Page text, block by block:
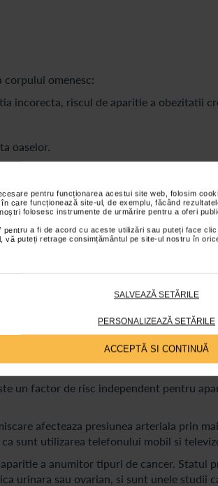
pentru funcționarea acestui site web, folosim
care funcționează site-ul, de exemplu, făcând
folosesc instrumente de urmărire pentru a oferi
pentru a fi de acord cu aceste utilizări sau puteți face
puteți retrage consimțământul pe site-ul nostru în
SALVEAZĂ SETĂRILE
PERSONALIZEAZĂ SETĂRILE
ACCEPTĂ SI CONTINUĂ
corpului omenesc:
incorecta, riscul de aparitie a obezitatii
oaselor.
(colesterolul „bun”) si favorizeaza
afectiuni, printre care hipertensiunea
si unele tipuri de cancer.
metabolismul (si glucidic si lipidic),
in Romania peste 30% din
un factor de risc independent pentru
afecteaza presiunea arteriala prin
sunt utilizarea telefonului mobil si
a anumitor tipuri de cancer. Statul
urinara sau ovarian, si sunt unele studii